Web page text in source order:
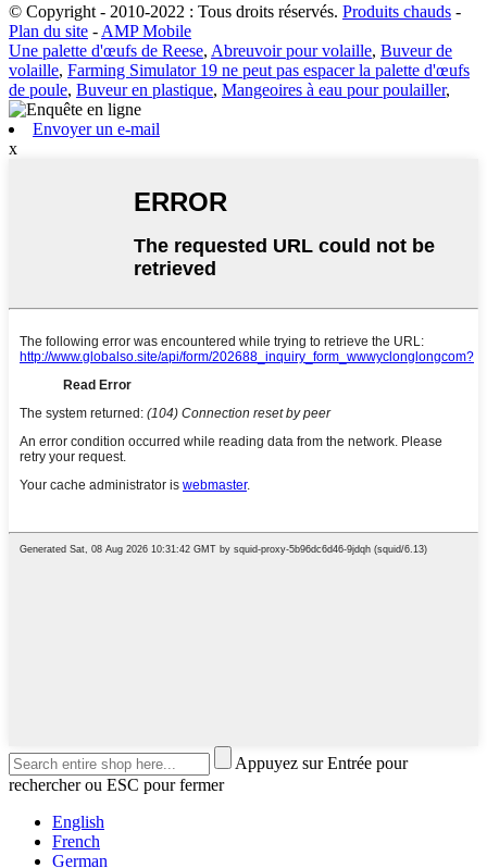
© Copyright - 2010-2022 : Tous droits réservés. Produits chauds -
Plan du site - AMP Mobile
Une palette d'œufs de Reese, Abreuvoir pour volaille, Buveur de
volaille, Farming Simulator 19 ne peut pas espacer la palette d'œufs
de poule, Buveur en plastique, Mangeoires à eau pour poulailler,
Envoyer un e-mail
x
Appuyez sur Entrée pour
rechercher ou ESC pour fermer
English
French
German